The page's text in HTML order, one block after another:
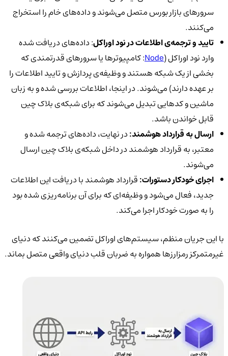
سرورهای بازار بورس متصل می‌شوند و داده‌های خام را استخراج
می‌کنند.
تایید و ترجمه‌ی اطلاعات در نود اوراکل: داده‌های دریافت شده
وارد نود اوراکل (Node: کامپیوترها یا سرورهای قدرتمندی که
بخشی از یک شبکه هستند و وظیفه‌ی پردازش و تایید اطلاعات را
بر عهده دارند) می‌شوند. در اینجا، اطلاعات بررسی شده و به زبان
ماشین و کدهایی تبدیل می‌شوند که برای شبکه‌ی بلاک چین
قابل خواندن باشد.
ارسال به قرارداد هوشمند:در نهایت، داده‌های ترجمه شده و
معتبر، به قرارداد هوشمند در داخل شبکه‌ی بلاک چین ارسال
می‌شوند.
اجرای خودکار دستورات:قرارداد هوشمند با دریافت این اطلاعات
جدید، فعال می‌شود و وظیفه‌ای که برای آن برنامه‌ریزی شده بود
را به صورت خودکار اجرا می‌کند.
با این جریان منظم، سیستم‌های اوراکل تضمین می‌کنند که دنیای
غیرمتمرکز رمزارزها همواره به ضربان قلب دنیای واقعی متصل بماند.